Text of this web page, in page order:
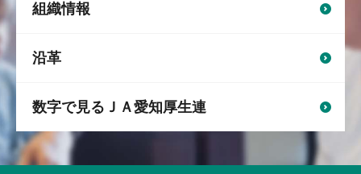
組織情報
沿革
数字で見るＪＡ愛知厚生連